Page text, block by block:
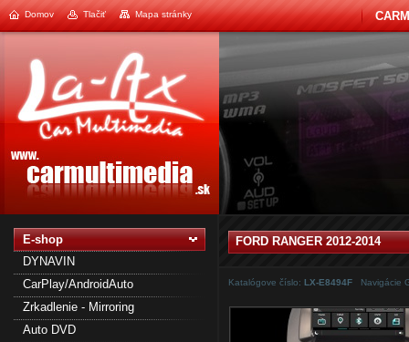
Domov Tlačiť Mapa stránky
E-shop
DYNAVIN
CarPlay/AndroidAuto
Zrkadlenie - Mirroring
Auto DVD
FORD RANGER 2012-2014
Katalógove číslo: LX-E8494F Navigácie